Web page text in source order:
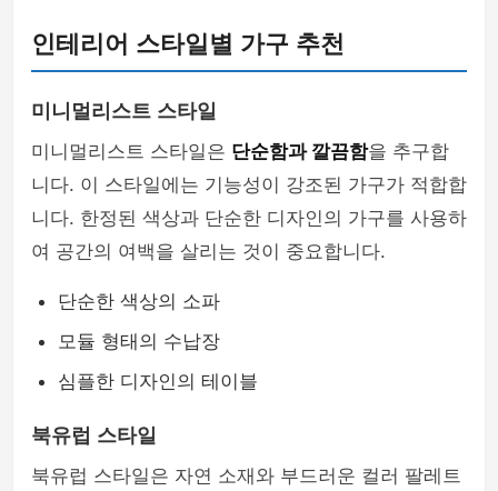
인테리어 스타일별 가구 추천
미니멀리스트 스타일
미니멀리스트 스타일은 단순함과 깔끔함을 추구합
니다. 이 스타일에는 기능성이 강조된 가구가 적합합
니다. 한정된 색상과 단순한 디자인의 가구를 사용하
여 공간의 여백을 살리는 것이 중요합니다.
단순한 색상의 소파
모듈 형태의 수납장
심플한 디자인의 테이블
북유럽 스타일
북유럽 스타일은 자연 소재와 부드러운 컬러 팔레트